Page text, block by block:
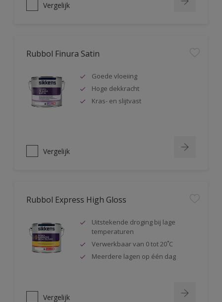
Vergelijk
Rubbol Finura Satin
Goede vloeiing
Hoge dekkracht
Kras- en slijtvast
Vergelijk
Rubbol Express High Gloss
Uitstekende droging bij lage
temperaturen
Verwerkbaar van 0 tot 20˚C
Meerdere lagen op één dag
Vergelijk